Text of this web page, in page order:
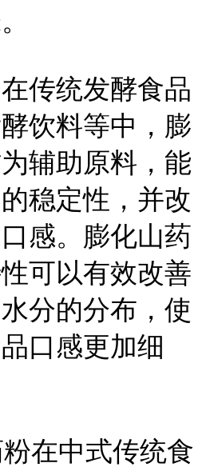
传统发酵食品
饮料等中，膨
辅助原料，能
稳定性，并改
感。膨化山药
可以有效改善
分的分布，使
口感更加细
在中式传统食